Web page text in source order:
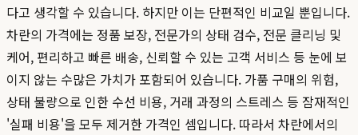
다고 생각할 수 있습니다. 하지만 이는 단편적인 비교일 뿐입니다.
차란의 가격에는 정품 보장, 전문가의 상태 검수, 전문 클리닝 및
케어, 편리하고 빠른 배송, 신뢰할 수 있는 고객 서비스 등 눈에 보
이지 않는 수많은 가치가 포함되어 있습니다. 가품 구매의 위험,
상태 불량으로 인한 수선 비용, 거래 과정의 스트레스 등 잠재적인
'실패 비용'을 모두 제거한 가격인 셈입니다. 따라서 차란에서의